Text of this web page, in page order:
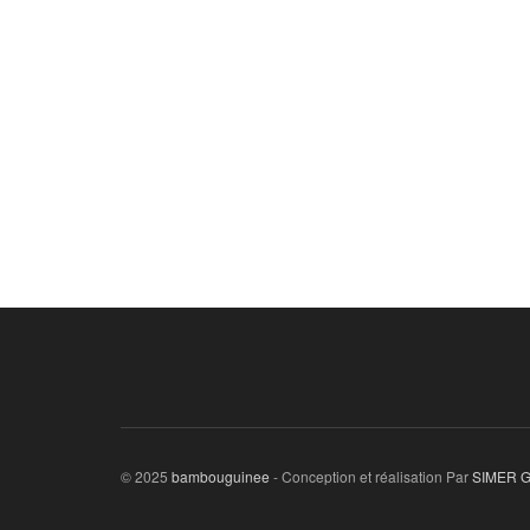
© 2025 bambouguinee - Conception et réalisation ParSIMER